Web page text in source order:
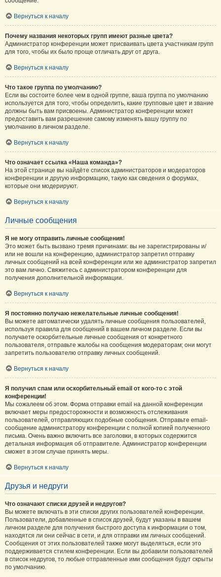
Вернуться к началу
Почему названия некоторых групп имеют разные цвета?
Администратор конференции может присваивать цвета участникам групп
для того, чтобы их было проще отличать друг от друга.
Вернуться к началу
Что такое группа по умолчанию?
Если вы состоите более чем в одной группе, ваша группа по умолчанию
используется для того, чтобы определить, какие групповые цвет и звание
должны быть вам присвоены. Администратор конференции может
предоставить вам разрешение самому изменять вашу группу по
умолчанию в личном разделе.
Вернуться к началу
Что означает ссылка «Наша команда»?
На этой странице вы найдёте список администраторов и модераторов
конференции и другую информацию, такую как сведения о форумах,
которые они модерируют.
Вернуться к началу
Личные сообщения
Я не могу отправить личные сообщения!
Это может быть вызвано тремя причинами: вы не зарегистрированы и/
или не вошли на конференцию, администратор запретил отправку
личных сообщений на всей конференции или же администратор запретил
это вам лично. Свяжитесь с администратором конференции для
получения дополнительной информации.
Вернуться к началу
Я постоянно получаю нежелательные личные сообщения!
Вы можете автоматически удалять личные сообщения пользователей,
используя правила для сообщений в вашем личном разделе. Если вы
получаете оскорбительные личные сообщения от конкретного
пользователя, отправьте жалобы на сообщения модераторам; они могут
запретить пользователю отправку личных сообщений.
Вернуться к началу
Я получил спам или оскорбительный email от кого-то с этой
конференции!
Мы сожалеем об этом. Форма отправки email на данной конференции
включает меры предосторожности и возможность отслеживания
пользователей, отправляющих подобные сообщения. Отправьте email-
сообщение администратору конференции с полной копией полученного
письма. Очень важно включить все заголовки, в которых содержится
детальная информация об отправителе. Администратор конференции
сможет в этом случае принять меры.
Вернуться к началу
Друзья и недруги
Что означают списки друзей и недругов?
Вы можете включать в эти списки других пользователей конференции.
Пользователи, добавленные в список друзей, будут указаны в вашем
личном разделе для получения быстрого доступа к информации о том,
находятся ли они сейчас в сети, и для отправки им личных сообщений.
Сообщения от этих пользователей также могут выделяться, если это
поддерживается стилем конференции. Если вы добавили пользователей
в список недругов, то любые отправленные ими сообщения будут скрыты
по умолчанию.